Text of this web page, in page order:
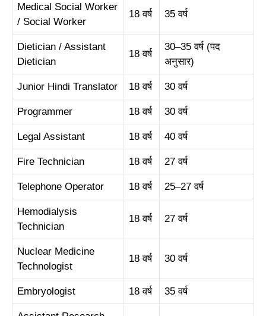
Medical Social Worker
/ Social Worker
18 वर्ष 35 वर्ष
Dietician / Assistant
Dietician
18 वर्ष
30–35 वर्ष (पद
अनुसार)
Junior Hindi Translator 18 वर्ष 30 वर्ष
Programmer 18 वर्ष 30 वर्ष
Legal Assistant 18 वर्ष 40 वर्ष
Fire Technician 18 वर्ष 27 वर्ष
Telephone Operator 18 वर्ष 25–27 वर्ष
Hemodialysis
Technician
18 वर्ष 27 वर्ष
Nuclear Medicine
Technologist
18 वर्ष 30 वर्ष
Embryologist 18 वर्ष 35 वर्ष